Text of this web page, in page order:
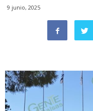
9 junio, 2025